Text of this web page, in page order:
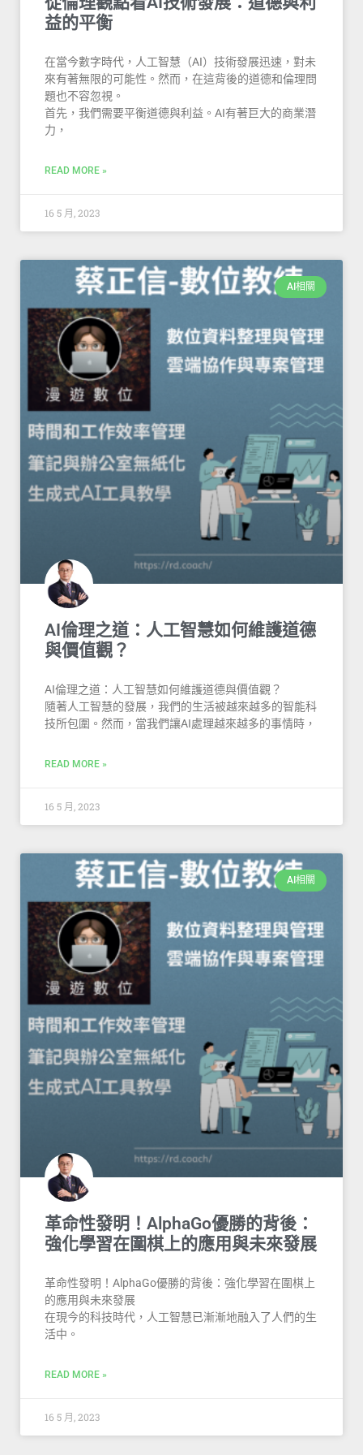
益的平衡
在當今數字時代，人工智慧（AI）技術發展迅速，對未
來有著無限的可能性。然而，在這背後的道德和倫理問
題也不容忽視。
首先，我們需要平衡道德與利益。AI有著巨大的商業潛
力，
READ MORE »
16 5 月, 2023
AI相關
AI倫理之道：人工智慧如何維護道德
與價值觀？
AI倫理之道：人工智慧如何維護道德與價值觀？
隨著人工智慧的發展，我們的生活被越來越多的智能科
技所包圍。然而，當我們讓AI處理越來越多的事情時，
READ MORE »
16 5 月, 2023
AI相關
革命性發明！AlphaGo優勝的背後：
強化學習在圍棋上的應用與未來發展
革命性發明！AlphaGo優勝的背後：強化學習在圍棋上
的應用與未來發展
在現今的科技時代，人工智慧已漸漸地融入了人們的生
活中。
READ MORE »
16 5 月, 2023